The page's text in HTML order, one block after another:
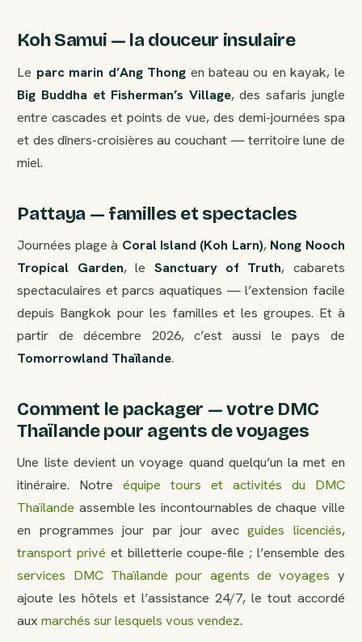
Koh Samui — la douceur insulaire
Le parc marin d’Ang Thong en bateau ou en kayak, le
Big Buddha et Fisherman’s Village, des safaris jungle
entre cascades et points de vue, des demi-journées spa
et des dîners-croisières au couchant — territoire lune de
miel.
Pattaya — familles et spectacles
Journées plage à Coral Island (Koh Larn), Nong Nooch
Tropical Garden, le Sanctuary of Truth, cabarets
spectaculaires et parcs aquatiques — l’extension facile
depuis Bangkok pour les familles et les groupes. Et à
partir de décembre 2026, c’est aussi le pays de
Tomorrowland Thaïlande.
Comment le packager — votre DMC
Thaïlande pour agents de voyages
Une liste devient un voyage quand quelqu’un la met en
itinéraire. Notreéquipe tours et activités du DMC
Thaïlande assemble les incontournables de chaque ville
en programmes jour par jour avecguides licenciés,
transport privé et billetterie coupe-file ; l’ensemble des
services DMC Thaïlande pour agents de voyages y
ajoute les hôtels et l’assistance 24/7, le tout accordé
auxmarchés sur lesquels vous vendez.